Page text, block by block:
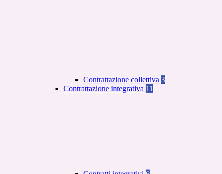
Contrattazione collettiva 3
Contrattazione integrativa 11